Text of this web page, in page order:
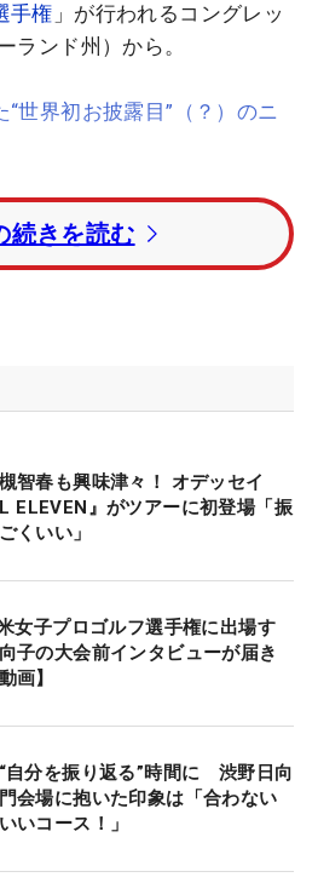
手権 」が行われるコングレッ
ランド州）から。
世界初お披露目”（？）のニ
」などが行われ、今回初めて
名門コースを歩いている
から「いいものを見せてあげ
に並べてある選手がテストす
「これはここで世界初登場
よ！」とニコニコ。
レット型の同社パター
使用し優勝したことで、国内
なっているシリーズだ。その
。
待ったー！ 先ほど「世界初
、実は6月上旬に行われた
続きを読む
智春も興味津々！ オデッセイ
ELEVEN』がツアーに初登場「振
くいい」
女子プロゴルフ選手権に出場す
子の大会前インタビューが届き
画】
自分を振り返る”時間に 渋野日向
会場に抱いた印象は「合わない
いコース！」